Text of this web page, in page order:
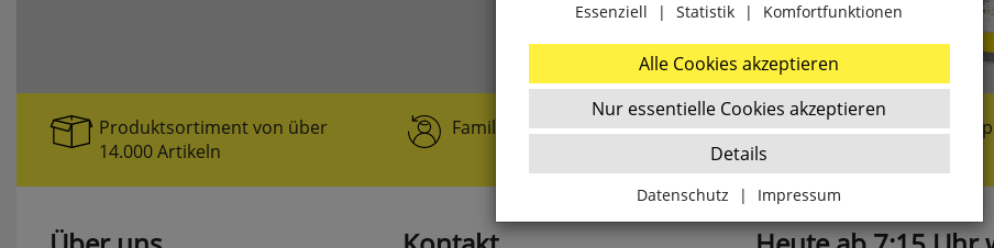
Essenziell | Statistik | Komfortfunktionen
Alle Cookies akzeptieren
Nur essentielle Cookies akzeptieren
Details
Datenschutz | Impressum
Zurück
Produktsortiment von über
14.000 Artikeln
Familiengeführt seit 1919 Marken- und